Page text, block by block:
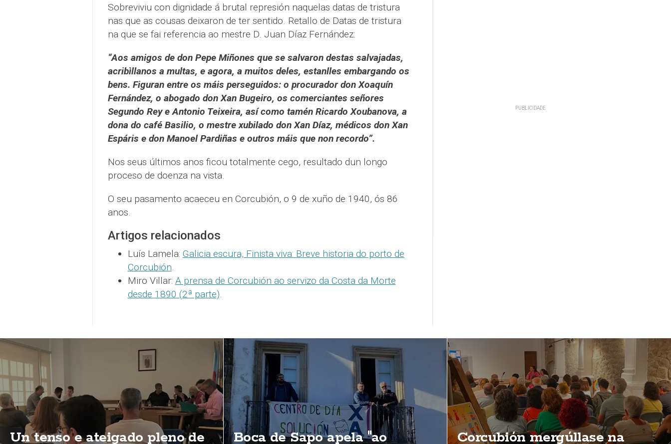
Sobreviviu con dignidade á brutal represión naquelas datas de tristura
nas que as cousas deixaron de ter sentido. Retallo de Datas de tristura
na que se fai referencia ao mestre D. Juan Díaz Fernández:
“Aos amigos de don Pepe Miñones que se salvaron destas salvajadas,
acribìllanos a multas, e agora, a muitos deles, estanlles embargando os
bens. Figuran entre os máis perseguidos: o procurador don Xoaquín
Fernández, o abogado don Xan Bugeiro, os comerciantes señores
Segundo Rey e Antonio Teixeira, así como tamén Ricardo Xoubanova, a
dona do café Basilio, o mestre xubilado don Xan Díaz, médicos don Xan
Espáris e don Manoel Pardiñas e outros máis que non recordo”.
Nos seus últimos anos ficou totalmente cego, resultado dun longo
proceso de doenza na vista.
O seu pasamento acaeceu en Corcubión, o 9 de xuño de 1940, ós 86
anos.
Artigos relacionados
Luís Lamela: Galicia escura, Finista viva: Breve historia do porto de
Corcubión.
Miro Villar: A prensa de Corcubión ao servizo da Costa da Morte
desde 1890 (2ª parte).
Un tenso e ateigado pleno de
Boca de Sapo apela "ao
Corcubión mergúllase na